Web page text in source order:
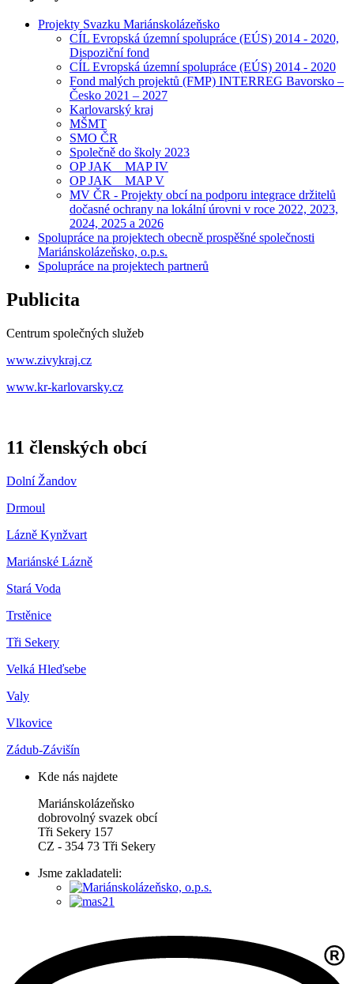
Projekty Svazku Mariánskolázeňsko
CÍL Evropská územní spolupráce (EÚS) 2014 - 2020,
Dispoziční fond
CÍL Evropská územní spolupráce (EÚS) 2014 - 2020
Fond malých projektů (FMP) INTERREG Bavorsko –
Česko 2021 – 2027
Karlovarský kraj
MŠMT
SMO ČR
Společně do školy 2023
OP JAK _ MAP IV
OP JAK _ MAP V
MV ČR - Projekty obcí na podporu integrace držitelů
dočasné ochrany na lokální úrovni v roce 2022, 2023,
2024, 2025 a 2026
Spolupráce na projektech obecně prospěšné společnosti
Mariánskolázeňsko, o.p.s.
Spolupráce na projektech partnerů
Publicita
Centrum společných služeb
www.zivykraj.cz
www.kr-karlovarsky.cz
11 členských obcí
Dolní Žandov
Drmoul
Lázně Kynžvart
Mariánské Lázně
Stará Voda
Trstěnice
Tři Sekery
Velká Hleďsebe
Valy
Vlkovice
Zádub-Závišín
Kde nás najdete
Mariánskolázeňsko
dobrovolný svazek obcí
Tři Sekery 157
CZ - 354 73 Tři Sekery
Jsme zakladateli: